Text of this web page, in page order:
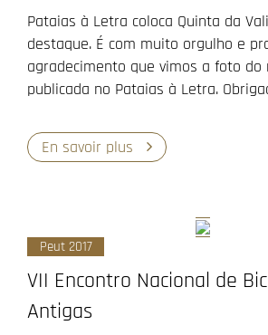
Pataias à Letra coloca Quinta da
destaque. É com muito orgulho e
agradecimento que vimos a foto do
publicada no Pataias à Letra.
En savoir plus
Peut 2017
VII Encontro Nacional de
Antigas